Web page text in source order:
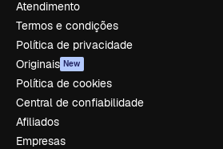
Atendimento
Termos e condições
Política de privacidade
Originais New
Política de cookies
Central de confiabilidade
Afiliados
Empresas